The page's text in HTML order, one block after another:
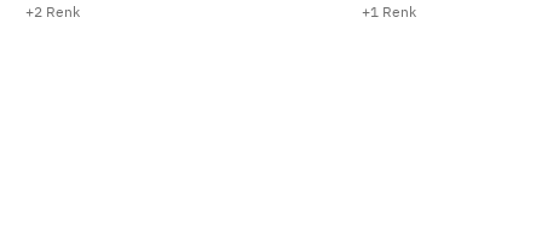
+2 Renk +1 Renk